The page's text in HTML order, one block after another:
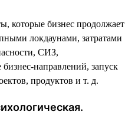
которые бизнес продолжает
локдаунами, затратами
СИЗ,
направлений, запуск
продуктов и т. д.